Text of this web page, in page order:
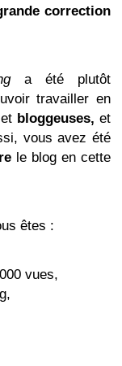
correction
a été plutôt
travailler en
et bloggeuses, et
vous avez été
le blog en cette
êtes :
vues,